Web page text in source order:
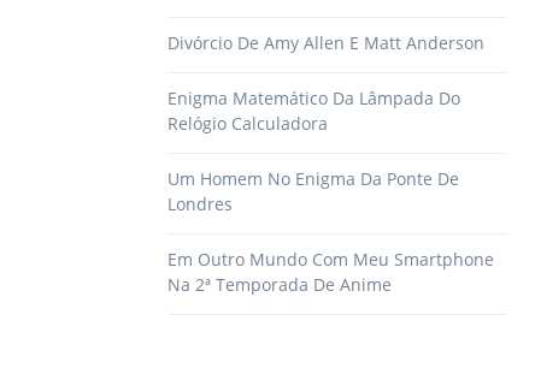
Divórcio De Amy Allen E Matt Anderson
Enigma Matemático Da Lâmpada Do
Relógio Calculadora
Um Homem No Enigma Da Ponte De
Londres
Em Outro Mundo Com Meu Smartphone
Na 2ª Temporada De Anime